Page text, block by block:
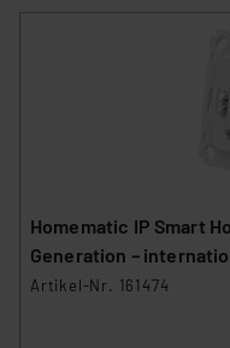
Homematic IP Smart
Artikel-Nr. 161474